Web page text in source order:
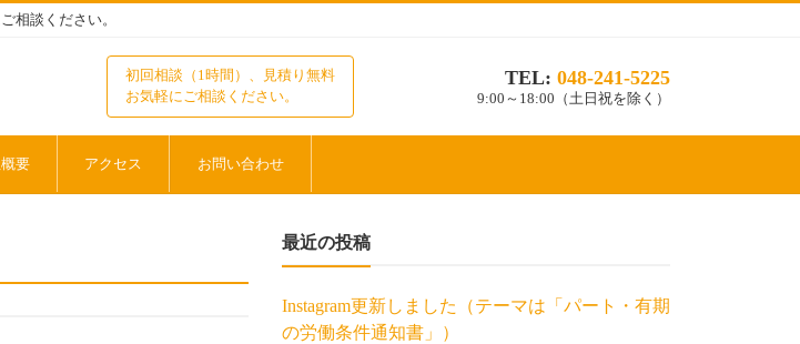
相談ください。
初回相談（1時間）、見積り無料
お気軽にご相談ください。
TEL: 048-241-5225
9:00～18:00（土日祝を除く）
要 アクセス お問い合わせ
最近の投稿
Instagram更新しました（テーマは「パート・有期
の労働条件通知書」）